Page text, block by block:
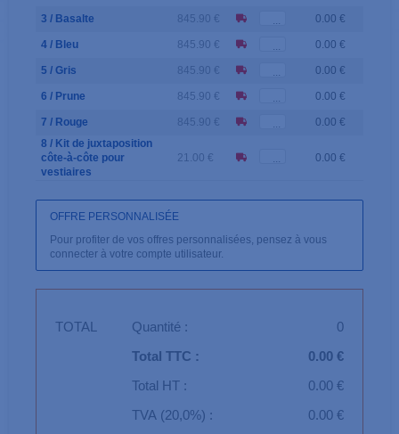
3 / Basalte 845.90 € 0.00 €
4 / Bleu 845.90 € 0.00 €
5 / Gris 845.90 € 0.00 €
6 / Prune 845.90 € 0.00 €
7 / Rouge 845.90 €
0.00 €
8 / Kit de juxtaposition
côte-à-côte pour
vestiaires
21.00 € 0.00 €
OFFRE PERSONNALISÉE
Pour profiter de vos offres personnalisées, pensez à vous
connecter à votre compte utilisateur.
TOTAL Quantité :
0
Total TTC :
0.00 €
Total HT :
0.00 €
TVA (20,0%) :
0.00 €